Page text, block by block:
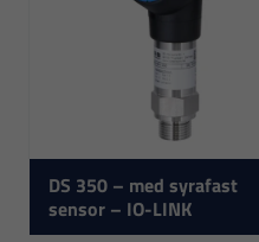
DS 350 – med syrafast
sensor – IO-LINK